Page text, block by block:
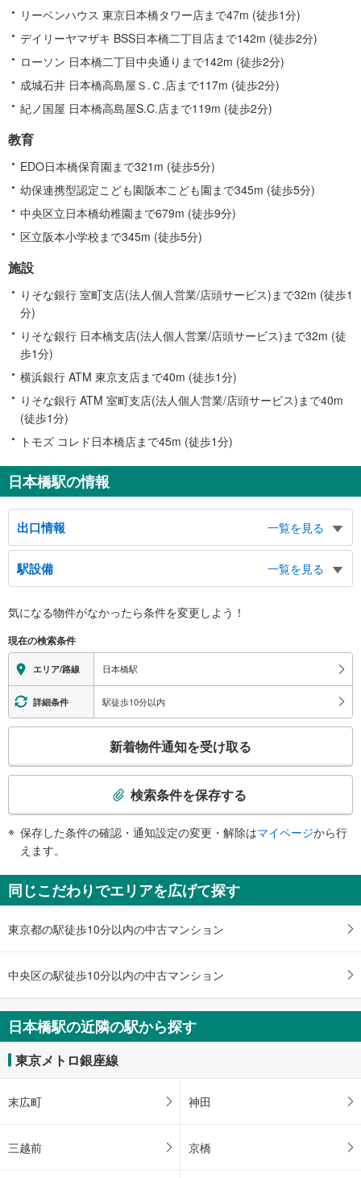
リーベンハウス 東京日本橋タワー店まで47m (徒歩1分)
デイリーヤマザキ BSS日本橋二丁目店まで142m (徒歩2分)
ローソン 日本橋二丁目中央通りまで142m (徒歩2分)
成城石井 日本橋高島屋Ｓ.Ｃ.店まで117m (徒歩2分)
紀ノ国屋 日本橋高島屋S.C.店まで119m (徒歩2分)
教育
EDO日本橋保育園まで321m (徒歩5分)
幼保連携型認定こども園阪本こども園まで345m (徒歩5分)
中央区立日本橋幼稚園まで679m (徒歩9分)
区立阪本小学校まで345m (徒歩5分)
施設
りそな銀行 室町支店(法人個人営業/店頭サービス)まで32m (徒歩1
分)
りそな銀行 日本橋支店(法人個人営業/店頭サービス)まで32m (徒
歩1分)
横浜銀行 ATM 東京支店まで40m (徒歩1分)
りそな銀行 ATM 室町支店(法人個人営業/店頭サービス)まで40m
(徒歩1分)
トモズ コレド日本橋店まで45m (徒歩1分)
日本橋駅の情報
出口情報
一覧を見る
２出口
日本橋交差点北西、道頓堀、千日前、東海ビル連絡通路、日本橋１丁目、千日
前１丁目、道頓堀１丁目、宗右衛門町、難波１丁目、東心斎橋２丁目、心斎橋
筋２丁目
３出口
なんばウォーク、千日前、道頓堀、戎橋筋、心斎橋筋、千日前１丁目、難波１
丁目
４出口
大阪府立上方演芸資料館（ワッハ上方）、なんばウォーク、近鉄電車、千日
前、道頓堀、戎橋筋、心斎橋筋、千日前１・２丁目、難波１・３丁目
５出口
日本橋交差点南西、日本橋１−３丁目、千日前２丁目、難波３・５丁目、難波
千日前、難波中２丁目、シェアサイクル
６出口
日本橋交差点北東、ＮＴＴ南、南老人福祉センター、中央区子ども・子育てプ
ラザ、中央スポーツセンター、島之内図書館、おとしより健康センター、日本
橋１丁目、道頓堀１丁目、島之内２丁目、シェアサイクル、バスのりば、（出
戸バスターミナル）
７出口
国立文楽劇場、日本橋１丁目、道頓堀１丁目、島之内２丁目、高津１・２丁
目、瓦屋町２・３丁目、シェアサイクル
日本橋１−３丁目、高津３丁目、下寺町１丁目、シェアサイクル
日本橋１−３丁目、シェアサイクル、バスのりば、（なんば）
日本橋交差点南東、黒門市場、でんでんタウン、日本橋１−３丁目、シェアサ
イクル
駅設備
一覧を見る
※段差なしでの移動経路
地上⇔改札⇔ホーム：○
エレベータ
・千日前線ホーム⇔堺筋線各ホーム
・中北改札・中南改札⇔５番出口・近鉄日本橋駅
・東改札⇔１０番出口⇔近鉄日本橋駅
エスカレータ
・千日前線ホーム⇔堺筋線各ホーム
トイレ
・各ホーム上
その他
・ＡＥＤ
気になる物件がなかったら条件を変更しよう！
現在の検索条件
エリア/路線 日本橋駅
詳細条件 駅徒歩10分以内
検
知
を
け
・
件
を
マ
イ
ー
に
新着物件通知を受け取る
検索条件を保存する
保存した条件の確認・通知設定の変更・解除はマイページから行
えます。
同じこだわりでエリアを広げて探す
東京都の駅徒歩10分以内の中古マンション
中央区の駅徒歩10分以内の中古マンション
日本橋駅の近隣の駅から探す
東京メトロ銀座線
末広町 神田
三越前 京橋